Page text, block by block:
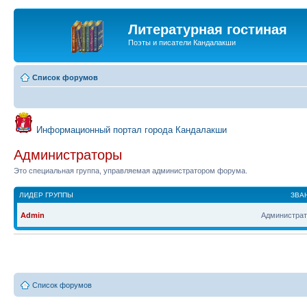
Литературная гостиная
Поэты и писатели Кандалакши
Список форумов
Информационный портал города Кандалакши
Администраторы
Это специальная группа, управляемая администратором форума.
ЛИДЕР ГРУППЫ
Admin
Список форумов